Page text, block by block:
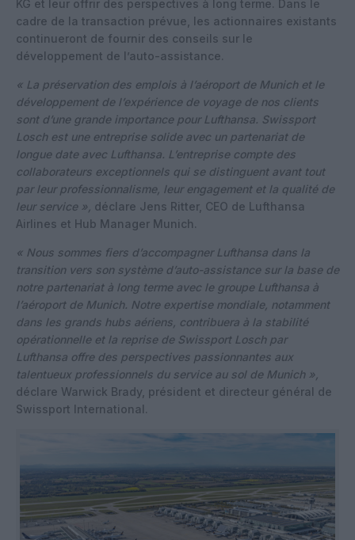
KG et leur offrir des perspectives à long terme. Dans le
cadre de la transaction prévue, les actionnaires existants
continueront de fournir des conseils sur le
développement de l’auto-assistance.
« La préservation des emplois à l’aéroport de Munich et le
développement de l’expérience de voyage de nos clients
sont d’une grande importance pour Lufthansa. Swissport
Losch est une entreprise solide avec un partenariat de
longue date avec Lufthansa. L’entreprise compte des
collaborateurs exceptionnels qui se distinguent avant tout
par leur professionnalisme, leur engagement et la qualité de
leur service », déclare Jens Ritter, CEO de Lufthansa
Airlines et Hub Manager Munich.
« Nous sommes fiers d’accompagner Lufthansa dans la
transition vers son système d’auto-assistance sur la base de
notre partenariat à long terme avec le groupe Lufthansa à
l’aéroport de Munich. Notre expertise mondiale, notamment
dans les grands hubs aériens, contribuera à la stabilité
opérationnelle et la reprise de Swissport Losch par
Lufthansa offre des perspectives passionnantes aux
talentueux professionnels du service au sol de Munich »,
déclare Warwick Brady, président et directeur général de
Swissport International.